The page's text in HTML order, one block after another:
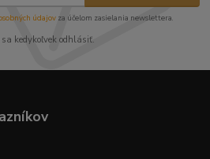
údajov za účelom zasielania newslettera.
sa kedykoľvek odhlásiť.